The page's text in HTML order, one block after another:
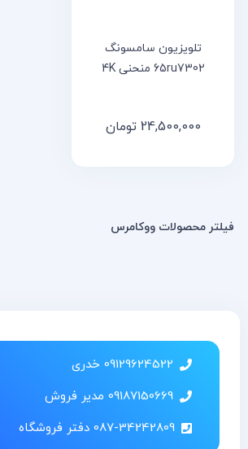
تلویزیون سامسونگ
65ru7302 منحنی 4K
24,500,000 تومان
فیلتر محصولات ووکامرس
09129624522 خدری
09187150669 مدیر فروش
087-34242809 دفتر فروشگاه